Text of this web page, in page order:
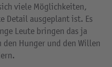
viele Möglichkeiten,
Detail ausgeplant ist. Es
Leute bringen das ja
Hunger und den Willen